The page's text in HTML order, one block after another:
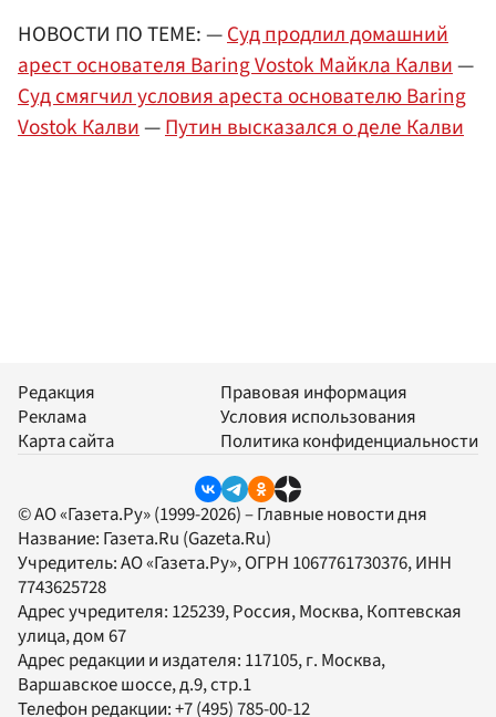
НОВОСТИ ПО ТЕМЕ: —Суд продлил домашний
арест основателя Baring Vostok Майкла Калви—
Суд смягчил условия ареста основателю Baring
Vostok Калви—Путин высказался о деле Калви
Редакция
Реклама
Карта сайта
Правовая информация
Условия использования
Политика конфиденциальности
© АО «Газета.Ру» (1999-2026) – Главные новости дня
Название: Газета.Ru (Gazeta.Ru)
Учредитель:АО «Газета.Ру», ОГРН 1067761730376, ИНН
7743625728
Адрес учредителя: 125239, Россия, Москва, Коптевская
улица, дом 67
Адрес редакции и издателя: 117105, г. Москва,
Варшавское шоссе, д.9, стр.1
Телефон редакции:+7 (495) 785-00-12